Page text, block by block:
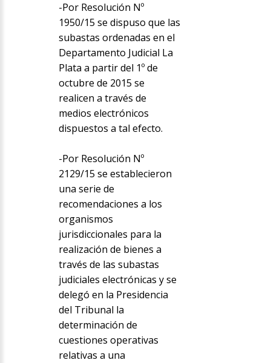
-Por Resolución Nº
1950/15 se dispuso que las
subastas ordenadas en el
Departamento Judicial La
Plata a partir del 1º de
octubre de 2015 se
realicen a través de
medios electrónicos
dispuestos a tal efecto.
-Por Resolución Nº
2129/15 se establecieron
una serie de
recomendaciones a los
organismos
jurisdiccionales para la
realización de bienes a
través de las subastas
judiciales electrónicas y se
delegó en la Presidencia
del Tribunal la
determinación de
cuestiones operativas
relativas a una